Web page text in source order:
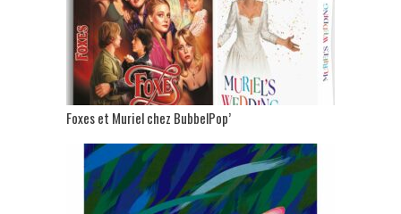
Foxes et Muriel chez BubbelPop’